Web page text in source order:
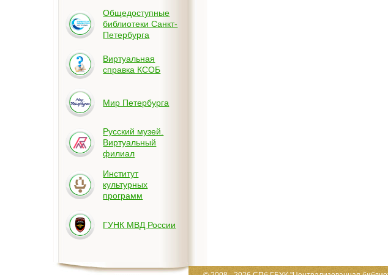
Общедоступные
библиотеки Санкт-
Петербурга
Виртуальная
справка КСОБ
Мир Петербурга
Русский музей.
Виртуальный
филиал
Институт
культурных
программ
ГУНК МВД России